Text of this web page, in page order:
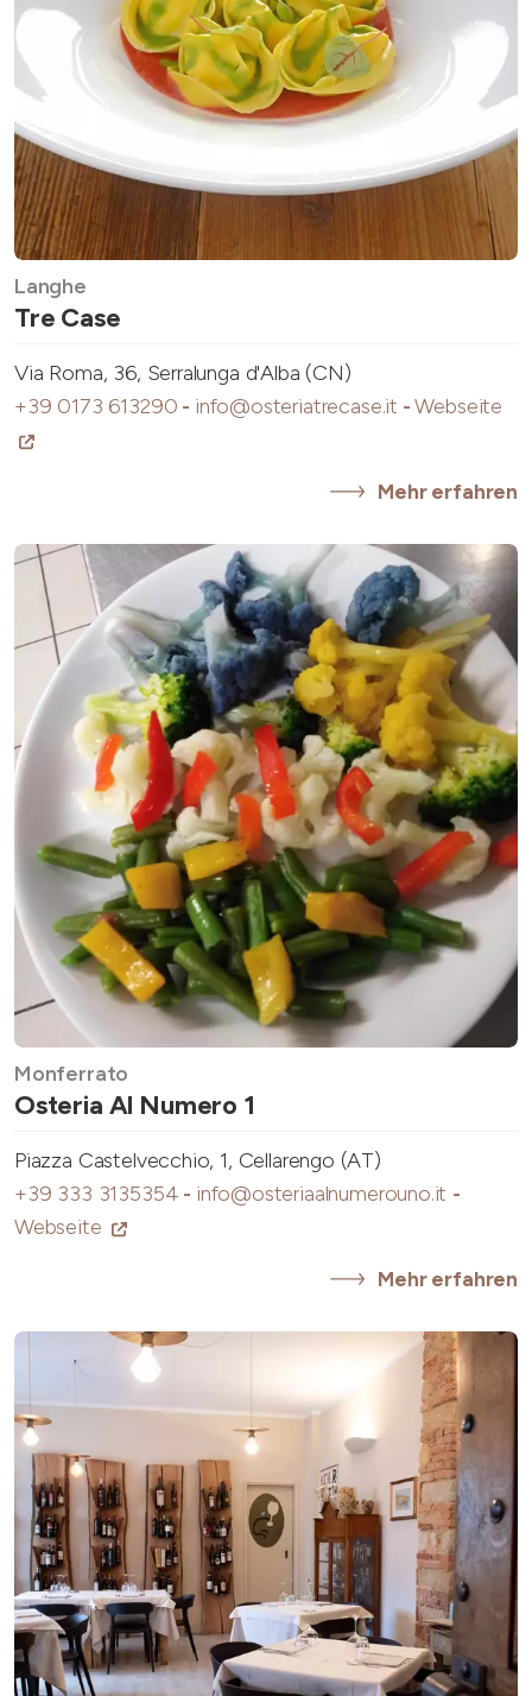
Langhe
Tre Case
Via Roma, 36, Serralunga d'Alba (CN)
+39 0173 613290 - info@osteriatrecase.it -Webseite
Mehr erfahren
Monferrato
Osteria Al Numero 1
Piazza Castelvecchio, 1, Cellarengo (AT)
+39 333 3135354 - info@osteriaalnumerouno.it -
Webseite
Mehr erfahren